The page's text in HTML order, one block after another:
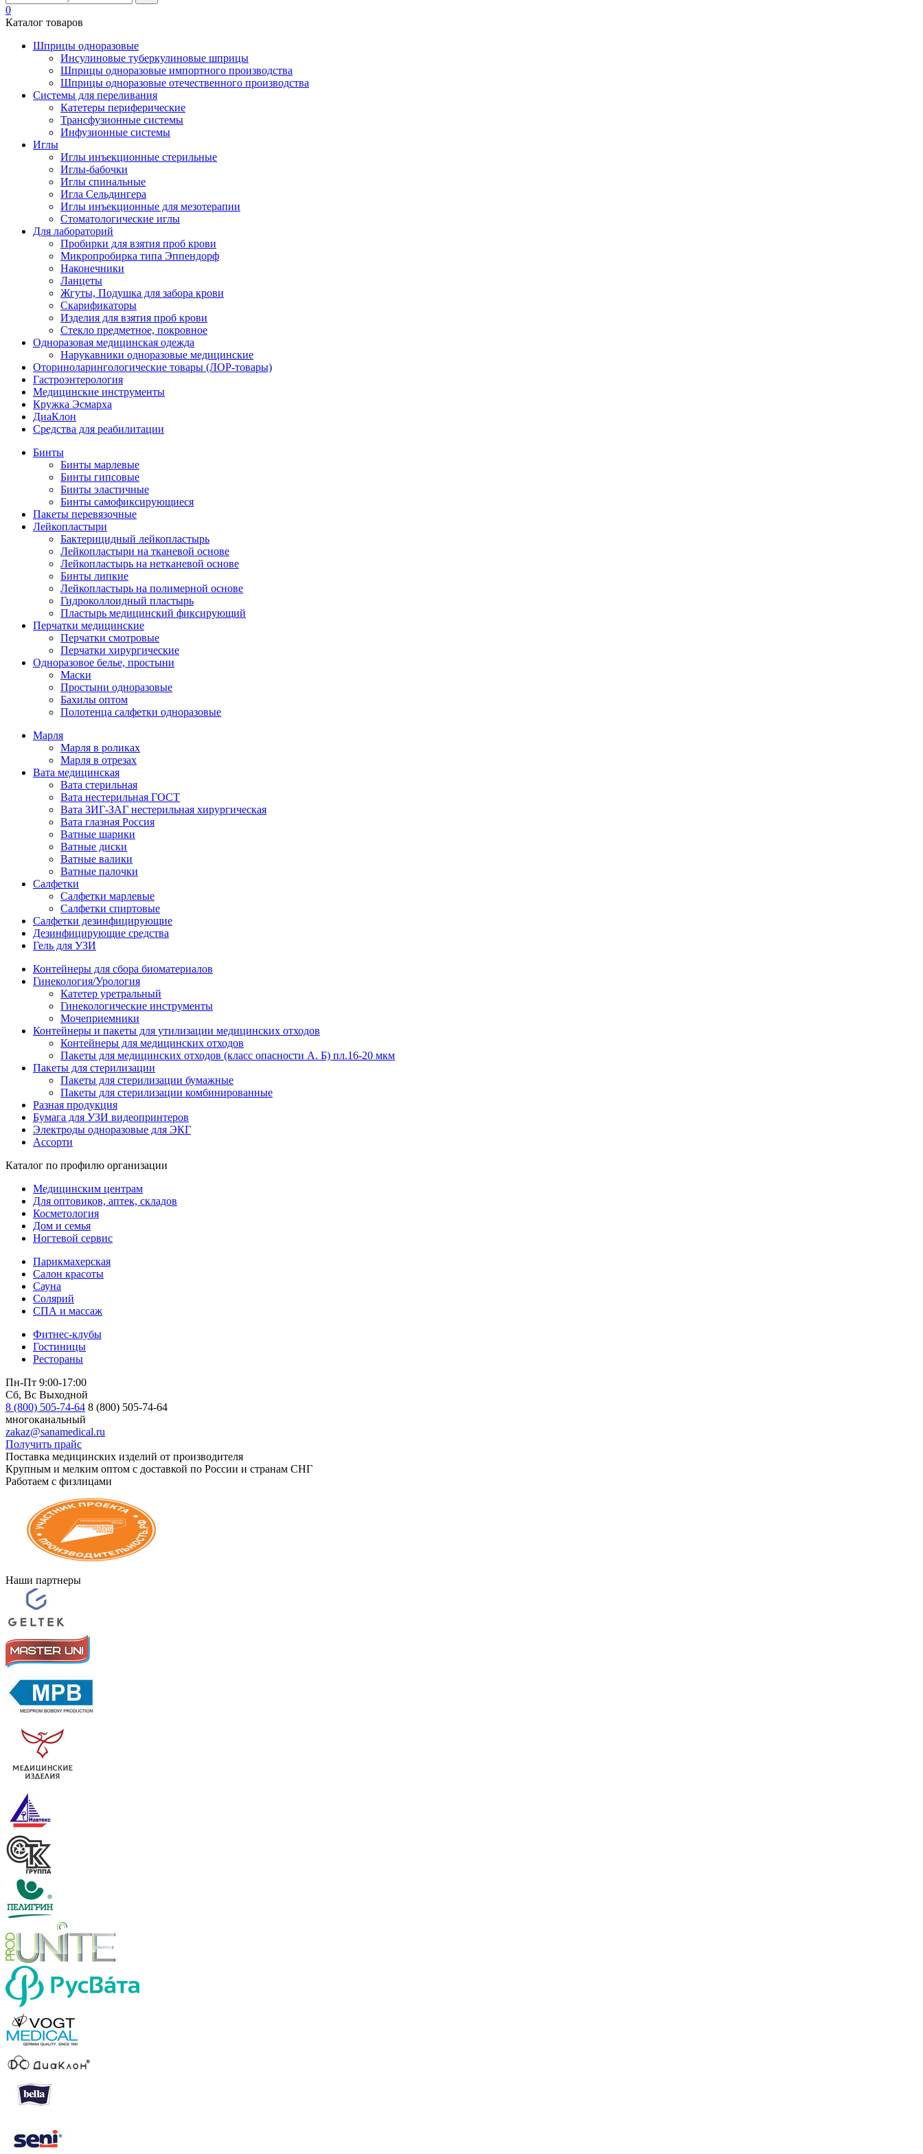
0
Каталог товаров
Шприцы одноразовые
Инсулиновые туберкулиновые шприцы
Шприцы одноразовые импортного производства
Шприцы одноразовые отечественного производства
Системы для переливания
Катетеры периферические
Трансфузионные системы
Инфузионные системы
Иглы
Иглы инъекционные стерильные
Иглы-бабочки
Иглы спинальные
Игла Сельдингера
Иглы инъекционные для мезотерапии
Стоматологические иглы
Для лабораторий
Пробирки для взятия проб крови
Микропробирка типа Эппендорф
Наконечники
Ланцеты
Жгуты, Подушка для забора крови
Скарификаторы
Изделия для взятия проб крови
Стекло предметное, покровное
Одноразовая медицинская одежда
Нарукавники одноразовые медицинские
Оториноларингологические товары (ЛОР-товары)
Гастроэнтерология
Медицинские инструменты
Кружка Эсмарха
ДиаКлон
Средства для реабилитации
Бинты
Бинты марлевые
Бинты гипсовые
Бинты эластичные
Бинты самофиксирующиеся
Пакеты перевязочные
Лейкопластыри
Бактерицидный лейкопластырь
Лейкопластыри на тканевой основе
Лейкопластырь на нетканевой основе
Бинты липкие
Лейкопластырь на полимерной основе
Гидроколлоидный пластырь
Пластырь медицинский фиксирующий
Перчатки медицинские
Перчатки смотровые
Перчатки хирургические
Одноразовое белье, простыни
Маски
Простыни одноразовые
Бахилы оптом
Полотенца салфетки одноразовые
Марля
Марля в роликах
Марля в отрезах
Вата медицинская
Вата стерильная
Вата нестерильная ГОСТ
Вата ЗИГ-ЗАГ нестерильная хирургическая
Вата глазная Россия
Ватные шарики
Ватные диски
Ватные валики
Ватные палочки
Салфетки
Салфетки марлевые
Салфетки спиртовые
Салфетки дезинфицирующие
Дезинфицирующие средства
Гель для УЗИ
Контейнеры для сбора биоматериалов
Гинекология/Урология
Катетер уретральный
Гинекологические инструменты
Мочеприемники
Контейнеры и пакеты для утилизации медицинских отходов
Контейнеры для медицинских отходов
Пакеты для медицинских отходов (класс опасности А. Б) пл.16-20 мкм
Пакеты для стерилизации
Пакеты для стерилизации бумажные
Пакеты для стерилизации комбинированные
Разная продукция
Бумага для УЗИ видеопринтеров
Электроды одноразовые для ЭКГ
Ассорти
Каталог по профилю организации
Медицинским центрам
Для оптовиков, аптек, складов
Косметология
Дом и семья
Ногтевой сервис
Парикмахерская
Салон красоты
Сауна
Солярий
СПА и массаж
Фитнес-клубы
Гостиницы
Рестораны
Пн-Пт 9:00-17:00
Сб, Вс Выходной
8 (800) 505-74-64 8 (800) 505-74-64
многоканальный
zakaz@sanamedical.ru
Получить прайс
Поставка медицинских изделий от производителя
Крупным и мелким оптом с доставкой по России и странам СНГ
Работаем с физлицами
Наши партнеры